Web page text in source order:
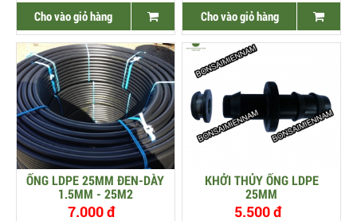
Cho vào giỏ hàng Cho vào giỏ hàng
ỐNG LDPE 25MM ĐEN-DÀY
1.5MM - 25M2
7.000 đ
KHỞI THỦY ỐNG LDPE
25MM
5.500 đ